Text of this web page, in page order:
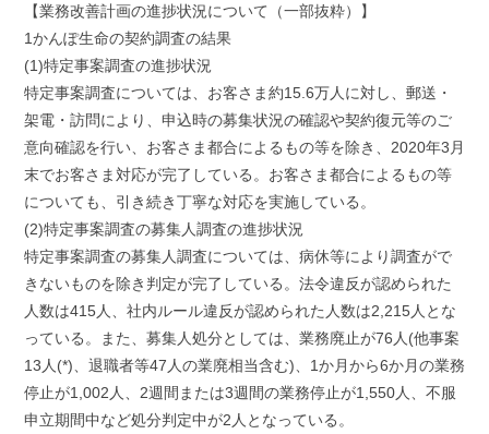
【業務改善計画の進捗状況について（一部抜粋）】
1かんぽ生命の契約調査の結果
(1)特定事案調査の進捗状況
特定事案調査については、お客さま約15.6万人に対し、郵送・
架電・訪問により、申込時の募集状況の確認や契約復元等のご
意向確認を行い、お客さま都合によるもの等を除き、2020年3月
末でお客さま対応が完了している。お客さま都合によるもの等
についても、引き続き丁寧な対応を実施している。
(2)特定事案調査の募集人調査の進捗状況
特定事案調査の募集人調査については、病休等により調査がで
きないものを除き判定が完了している。法令違反が認められた
人数は415人、社内ルール違反が認められた人数は2,215人とな
っている。また、募集人処分としては、業務廃止が76人(他事案
13人(*)、退職者等47人の業廃相当含む)、1か月から6か月の業務
停止が1,002人、2週間または3週間の業務停止が1,550人、不服
申立期間中など処分判定中が2人となっている。